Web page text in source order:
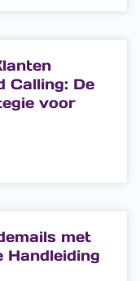
Calling: De
voor
met
Handleiding